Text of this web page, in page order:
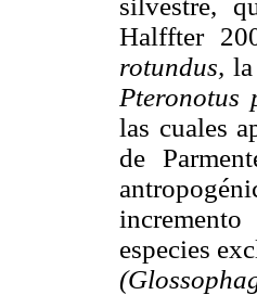
Halffter
rotundus,
Pteronotus
las cuales
de
especies